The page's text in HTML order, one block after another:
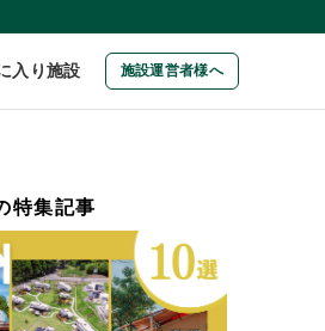
入り施設 施設運営者様へ
特集記事